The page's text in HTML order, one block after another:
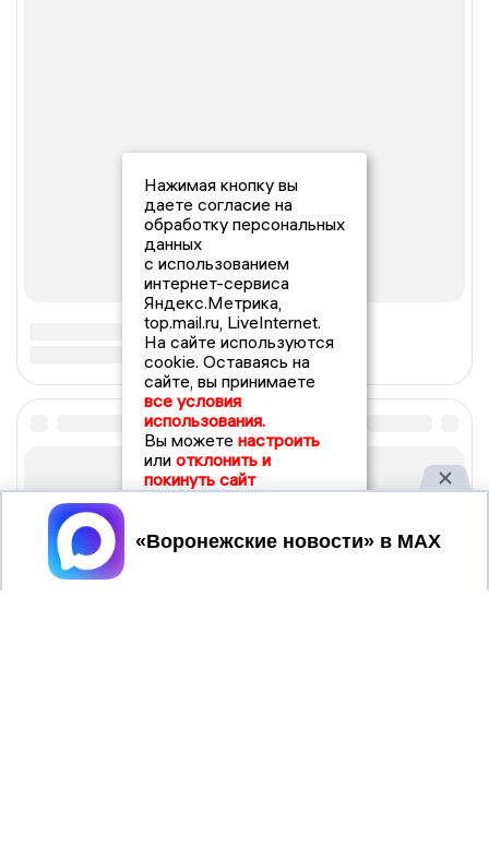
Нажимая кнопку вы
даете согласие на
обработку персональных
данных
с использованием
интернет-сервиса
Яндекс.Метрика,
top.mail.ru, LiveInternet.
На сайте используются
cookie. Оставаясь на
сайте, вы принимаете
все условия
использования.
Вы можете настроить
или отклонить и
покинуть сайт
Принять